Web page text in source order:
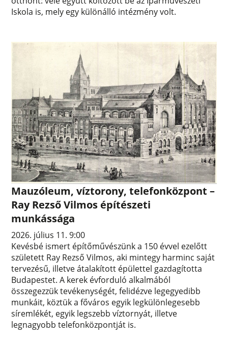
Iskola is, mely egy különálló intézmény volt.
Mauzóleum, víztorony, telefonközpont –
Ray Rezső Vilmos építészeti
munkássága
2026. július 11. 9:00
Kevésbé ismert építőművészünk a 150 évvel ezelőtt
született Ray Rezső Vilmos, aki mintegy harminc saját
tervezésű, illetve átalakított épülettel gazdagította
Budapestet. A kerek évforduló alkalmából
összegezzük tevékenységét, felidézve legegyedibb
munkáit, köztük a főváros egyik legkülönlegesebb
síremlékét, egyik legszebb víztornyát, illetve
legnagyobb telefonközpontját is.